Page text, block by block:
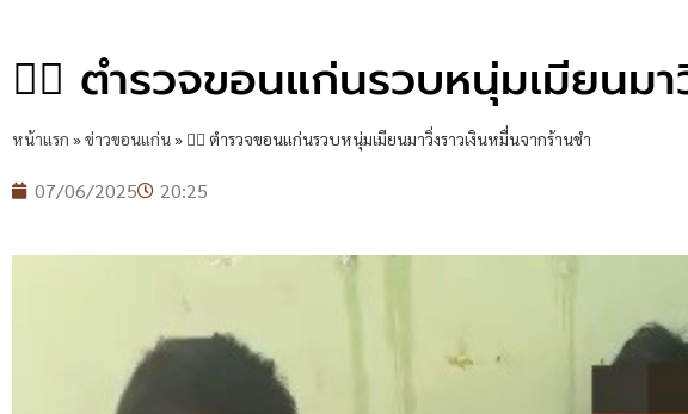
🕵️‍♂️ ตำรวจขอนแก่นรวบหนุ่มเมียนมา
หน้าแรก »ข่าวขอนแก่น» 🕵️‍♂️ ตำรวจขอนแก่นรวบหนุ่มเมียนมาวิ่งราวเงินหมื่นจากร้านชำ
07/06/2025 20:25